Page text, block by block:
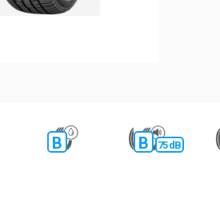
B B 75 dB